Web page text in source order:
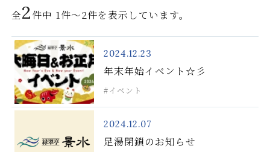
全2件中 1件～2件を表示しています。
2024.12.23
年末年始イベント☆彡
イベント
2024.12.07
足湯閉鎖のお知らせ